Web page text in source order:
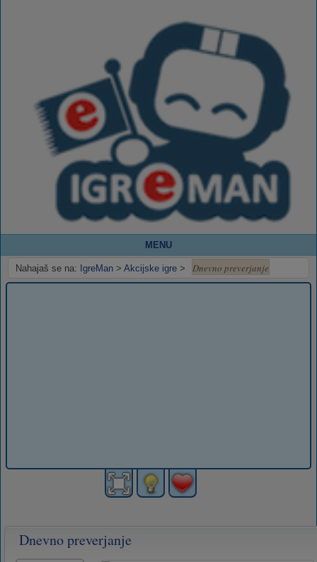
MENU
Nahajaš se na: IgreMan > Akcijske igre > Dnevno preverjanje
Dnevno preverjanje